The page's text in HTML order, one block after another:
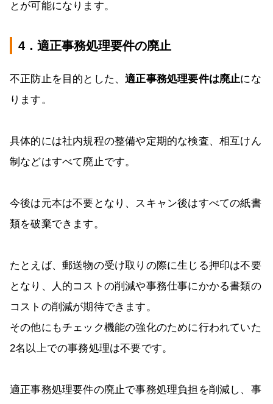
とが可能になります。
4．適正事務処理要件の廃止
不正防止を目的とした、適正事務処理要件は廃止にな
ります。
具体的には社内規程の整備や定期的な検査、相互けん
制などはすべて廃止です。
今後は元本は不要となり、スキャン後はすべての紙書
類を破棄できます。
たとえば、郵送物の受け取りの際に生じる押印は不要
となり、人的コストの削減や事務仕事にかかる書類の
コストの削減が期待できます。
その他にもチェック機能の強化のために行われていた
2名以上での事務処理は不要です。
適正事務処理要件の廃止で事務処理負担を削減し、事